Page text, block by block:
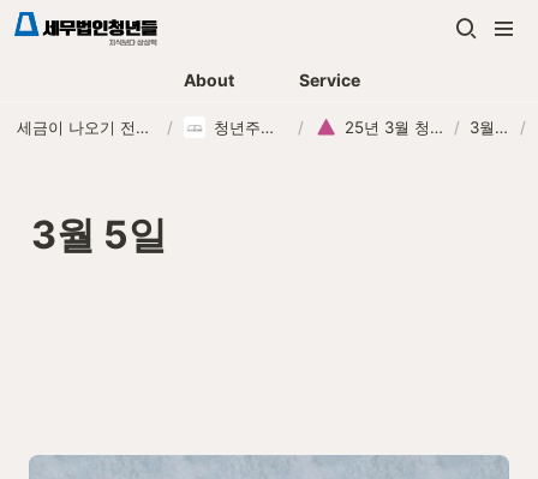
About Service
세금이 나오기 전에, 먼저 연락하는 세무법인 / 청년주니어 교육 / 25년 3월 청년주니어 / 3월 5일 /
3월 5일